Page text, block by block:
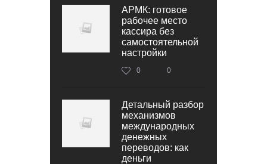
АРМК: готовое
рабочее место
кассира без
самостоятельной
настройки
0 0
Детальный разбор
механизмов
международных
денежных
переводов: как
деньги